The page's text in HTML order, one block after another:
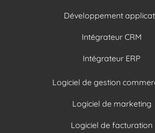
Développement
Intégrateur CRM
Intégrateur ERP
Logiciel de gestion
Logiciel de marketing
Logiciel de facturation